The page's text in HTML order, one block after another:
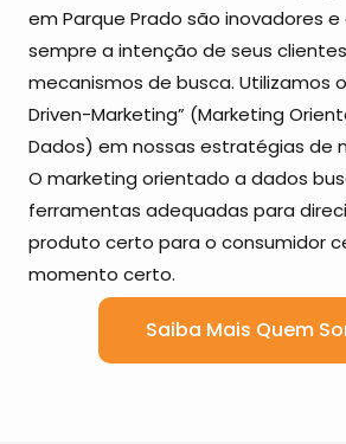
em Parque Prado são inovadores
sempre a intenção de seus
mecanismos de busca. Utilizamos
Driven-Marketing” (Marketing
Dados) em nossas estratégias de
O marketing orientado a dados
ferramentas adequadas para
produto certo para o consumidor
momento certo.
Saiba Mais Quem